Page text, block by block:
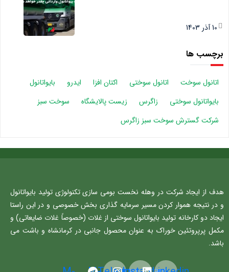
10 آذر 1403
برچسب ها
اتانول سوخت اتانول سوختی اکتان افزا ایدرو
بایواتانول
بایواتانول سوختی
زاگرس زیست پالایشگاه
سوخت سبز
شرکت گسترش سوخت سبز زاگرس
هدف از ایجاد شرکت در وهله نخست بومی سازی تکنولوژی تولید بایواتانول
و در نتیجه هموار کردن مسیر سرمایه گذاری بخش خصوصی و در این راستا
ایجاد دو کارخانه تولید بایواتانول سوختی از غلات (خصوصاً غلات ضایعاتی) و
مکمل پرپروتئین خوراک به عنوان محصول جانبی در کرمانشاه و باشت می
باشد.